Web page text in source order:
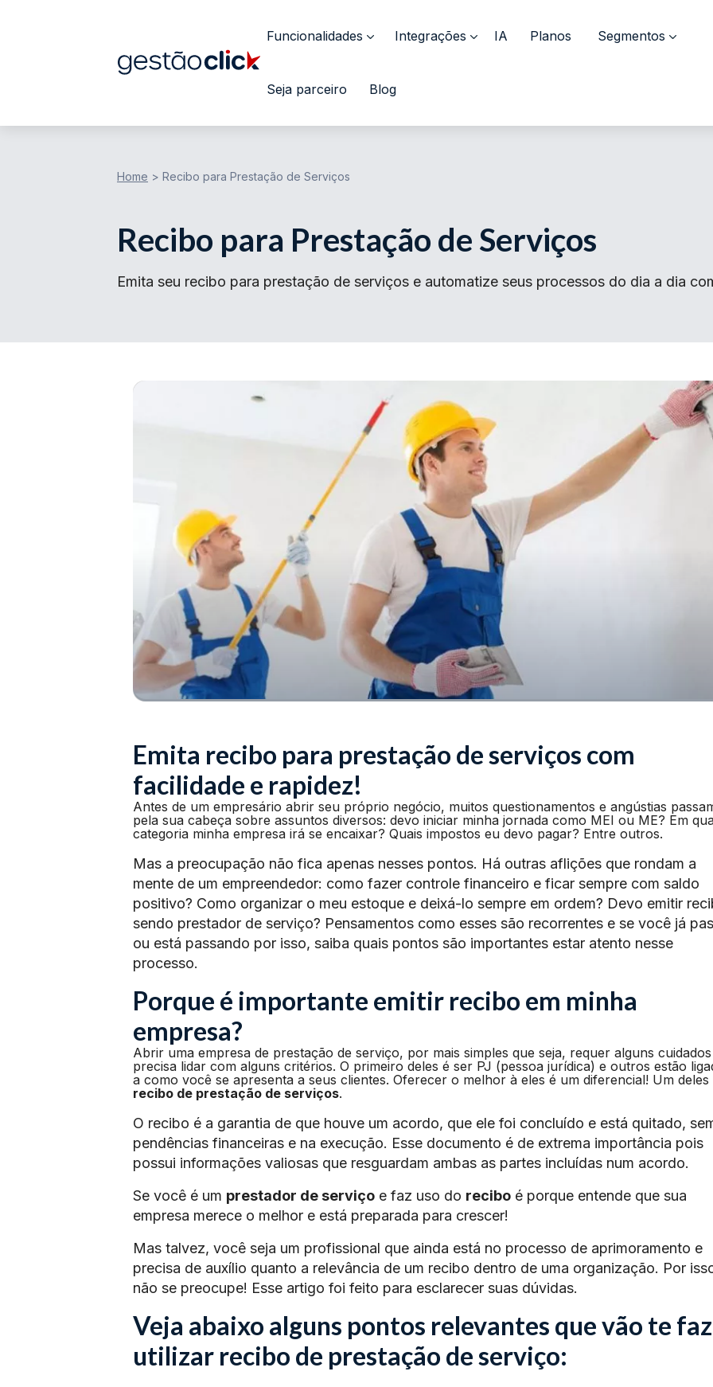
Funcionalidades Integrações IA Planos Segmentos
Seja parceiro Blog
Home > Recibo para Prestação de Serviços
Recibo para Prestação de Serviços
Emita seu recibo para prestação de serviços e automatize seus processos do dia a dia
Emita recibo para prestação de serviços com
facilidade e rapidez!
Antes de um empresário abrir seu próprio negócio, muitos questionamentos e angústias
pela sua cabeça sobre assuntos diversos: devo iniciar minha jornada como MEI ou ME? Em
categoria minha empresa irá se encaixar? Quais impostos eu devo pagar? Entre outros.
Mas a preocupação não fica apenas nesses pontos. Há outras aflições que rondam a
mente de um empreendedor: como fazer controle financeiro e ficar sempre com saldo
positivo? Como organizar o meu estoque e deixá-lo sempre em ordem? Devo emitir
sendo prestador de serviço? Pensamentos como esses são recorrentes e se você já
ou está passando por isso, saiba quais pontos são importantes estar atento nesse
processo.
Porque é importante emitir recibo em minha
empresa?
Abrir uma empresa de prestação de serviço, por mais simples que seja, requer alguns
precisa lidar com alguns critérios. O primeiro deles é ser PJ (pessoa jurídica) e outros estão
a como você se apresenta a seus clientes. Oferecer o melhor à eles é um diferencial! Um deles
recibo de prestação de serviços.
O recibo é a garantia de que houve um acordo, que ele foi concluído e está quitado,
pendências financeiras e na execução. Esse documento é de extrema importância pois
possui informações valiosas que resguardam ambas as partes incluídas num acordo.
Se você é um prestador de serviçoe faz uso do reciboé porque entende que sua
empresa merece o melhor e está preparada para crescer!
Mas talvez, você seja um profissional que ainda está no processo de aprimoramento e
precisa de auxílio quanto a relevância de um recibo dentro de uma organização. Por
não se preocupe! Esse artigo foi feito para esclarecer suas dúvidas.
Veja abaixo alguns pontos relevantes que vão te
utilizar recibo de prestação de serviço: